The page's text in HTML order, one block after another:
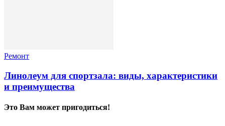
Ремонт
Линолеум для спортзала: виды, характеристики
и преимущества
Это Вам может пригодиться!